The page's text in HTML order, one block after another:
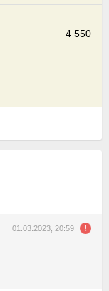
4 550
01.03.2023, 20:59